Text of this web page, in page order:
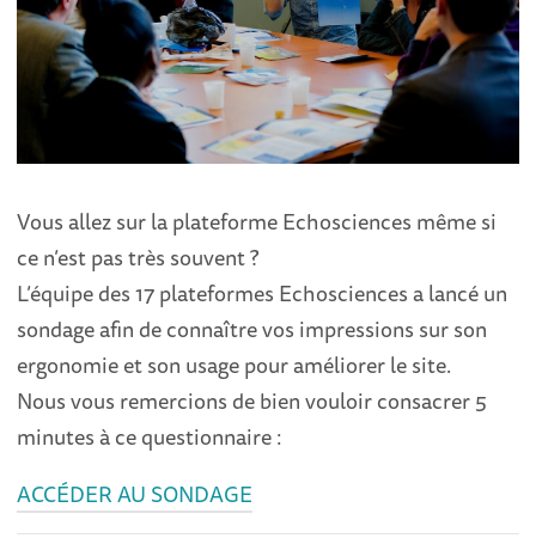
Vous allez sur la plateforme Echosciences même si
ce n’est pas très souvent ?
L’équipe des 17 plateformes Echosciences a lancé un
sondage afin de connaître vos impressions sur son
ergonomie et son usage pour améliorer le site.
Nous vous remercions de bien vouloir consacrer 5
minutes à ce questionnaire :
ACCÉDER AU SONDAGE